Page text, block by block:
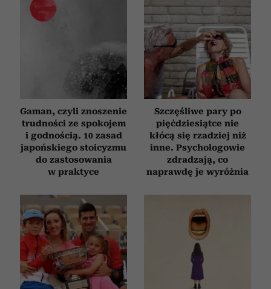
Gaman, czyli znoszenie
trudności ze spokojem
i godnością. 10 zasad
japońskiego stoicyzmu
do zastosowania
w praktyce
Szczęśliwe pary po
pięćdziesiątce nie
kłócą się rzadziej niż
inne. Psychologowie
zdradzają, co
naprawdę je wyróżnia